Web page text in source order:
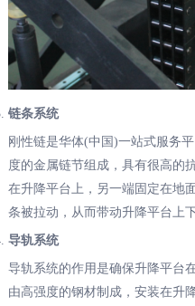
链条系统
刚性链是华体(中国)一站式服务
度的金属链节组成，具有很高的
在升降平台上，另一端固定在地
条被拉动，从而带动升降平台上下
导轨系统
导轨系统的作用是确保升降平台
由高强度的钢材制成，安装在升